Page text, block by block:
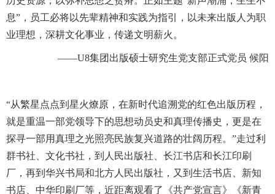
息”，员工必将以先辈精神和实践为指引，以未来出版人为职
业理想，深耕文化事业，传递文明薪火。
——U8集团出版硕士研究生党支部正式党员 候阳
“从繁星点点到星火燎原，在新时代追溯党的红色出版历程，
就是重温一部党领导下的思想动员史和真理传播史，更是在
探寻一部用真理之光照亮民族复兴道路的壮阔历程。”走过利
群书社、文化书社，到人民出版社、长江书店和长江印刷
厂，再到华兴书局和北方人民出版社，又到生活书店、新知
书店、中华印刷厂等，近距离观看了《共产党宣言》《新青